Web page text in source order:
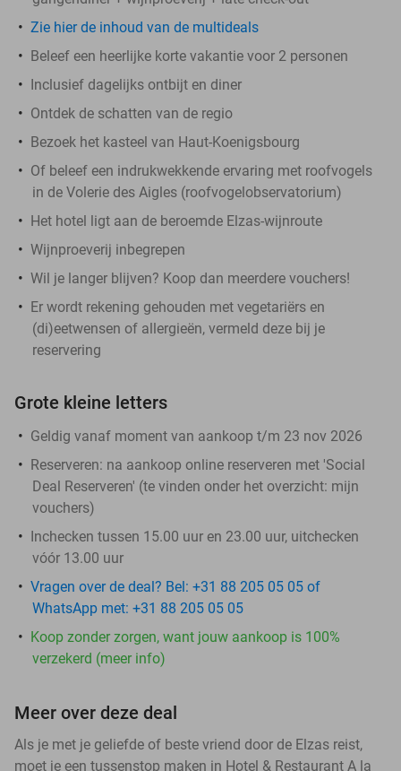
Zie hier de inhoud van de multideals
Beleef een heerlijke korte vakantie voor 2 personen
Inclusief dagelijks ontbijt en diner
Ontdek de schatten van de regio
Bezoek het kasteel van Haut-Koenigsbourg
Of beleef een indrukwekkende ervaring met roofvogels
in de Volerie des Aigles (roofvogelobservatorium)
Het hotel ligt aan de beroemde Elzas-wijnroute
Wijnproeverij inbegrepen
Wil je langer blijven? Koop dan meerdere vouchers!
Er wordt rekening gehouden met vegetariërs en
(di)eetwensen of allergieën, vermeld deze bij je
reservering
Grote kleine letters
Geldig vanaf moment van aankoop t/m 23 nov 2026
Reserveren: na aankoop online reserveren met 'Social
Deal Reserveren' (te vinden onder het overzicht: mijn
vouchers)
Inchecken tussen 15.00 uur en 23.00 uur, uitchecken
vóór 13.00 uur
Vragen over de deal? Bel: +31 88 205 05 05 of
WhatsApp met: +31 88 205 05 05
Koop zonder zorgen, want jouw aankoop is 100%
verzekerd (meer info)
Meer over deze deal
Als je met je geliefde of beste vriend door de Elzas reist,
moet je een tussenstop maken in Hotel & Restaurant A la